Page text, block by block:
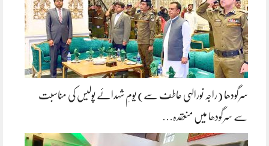
سرگودھا (راجہ نورالہی عاطف سے) یومِ شہدائے پولیس کی مناسبت
سے سرگودھا میں منعقدہ…